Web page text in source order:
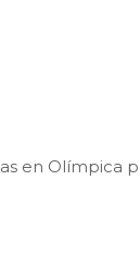
en Olímpica